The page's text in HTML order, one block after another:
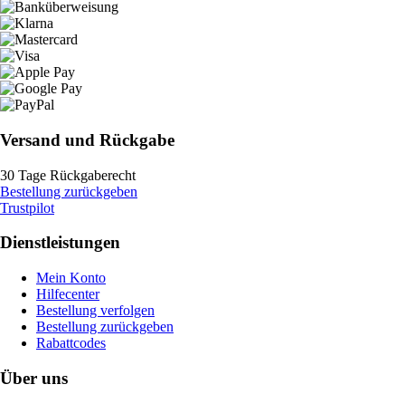
Versand und Rückgabe
30 Tage Rückgaberecht
Bestellung zurückgeben
Trustpilot
Dienstleistungen
Mein Konto
Hilfecenter
Bestellung verfolgen
Bestellung zurückgeben
Rabattcodes
Über uns